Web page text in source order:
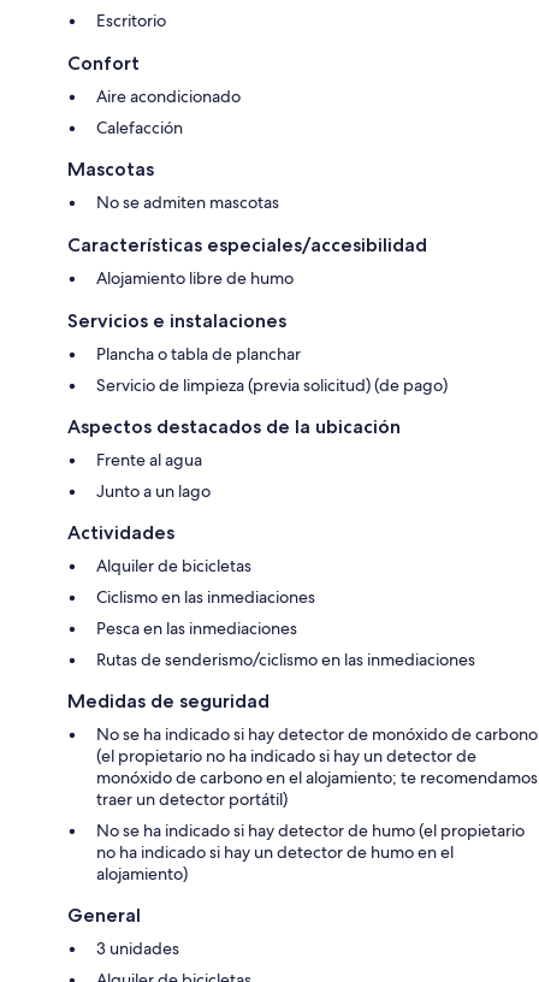
Escritorio
Confort
Aire acondicionado
Calefacción
Mascotas
No se admiten mascotas
Características especiales/accesibilidad
Alojamiento libre de humo
Servicios e instalaciones
Plancha o tabla de planchar
Servicio de limpieza (previa solicitud) (de pago)
Aspectos destacados de la ubicación
Frente al agua
Junto a un lago
Actividades
Alquiler de bicicletas
Ciclismo en las inmediaciones
Pesca en las inmediaciones
Rutas de senderismo/ciclismo en las inmediaciones
Medidas de seguridad
No se ha indicado si hay detector de monóxido de carbono
(el propietario no ha indicado si hay un detector de
monóxido de carbono en el alojamiento; te recomendamos
traer un detector portátil)
No se ha indicado si hay detector de humo (el propietario
no ha indicado si hay un detector de humo en el
alojamiento)
General
3 unidades